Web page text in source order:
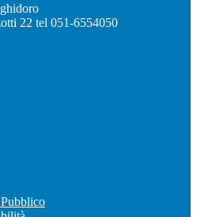
22 tel 051-6554050